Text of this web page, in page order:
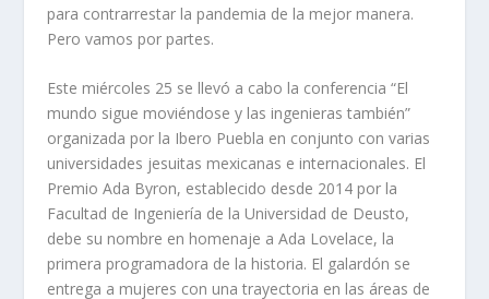
para contrarrestar la pandemia de la mejor manera.
Pero vamos por partes.
Este miércoles 25 se llevó a cabo la conferencia “El
mundo sigue moviéndose y las ingenieras también”
organizada por la Ibero Puebla en conjunto con varias
universidades jesuitas mexicanas e internacionales. El
Premio Ada Byron, establecido desde 2014 por la
Facultad de Ingeniería de la Universidad de Deusto,
debe su nombre en homenaje a Ada Lovelace, la
primera programadora de la historia. El galardón se
entrega a mujeres con una trayectoria en las áreas de